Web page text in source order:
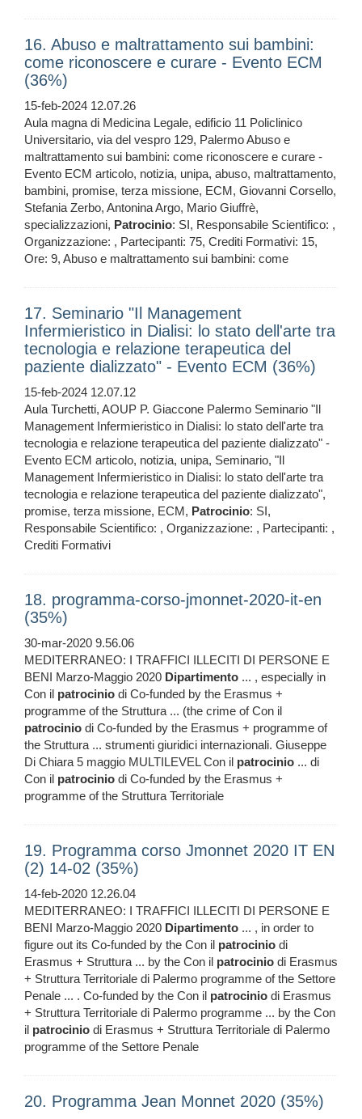
16. Abuso e maltrattamento sui bambini:
come riconoscere e curare - Evento ECM
(36%)
15-feb-2024 12.07.26
Aula magna di Medicina Legale, edificio 11 Policlinico
Universitario, via del vespro 129, Palermo Abuso e
maltrattamento sui bambini: come riconoscere e curare -
Evento ECM articolo, notizia, unipa, abuso, maltrattamento,
bambini, promise, terza missione, ECM, Giovanni Corsello,
Stefania Zerbo, Antonina Argo, Mario Giuffrè,
specializzazioni, Patrocinio: SI, Responsabile Scientifico: ,
Organizzazione: , Partecipanti: 75, Crediti Formativi: 15,
Ore: 9, Abuso e maltrattamento sui bambini: come
17. Seminario "Il Management
Infermieristico in Dialisi: lo stato dell'arte tra
tecnologia e relazione terapeutica del
paziente dializzato" - Evento ECM (36%)
15-feb-2024 12.07.12
Aula Turchetti, AOUP P. Giaccone Palermo Seminario "Il
Management Infermieristico in Dialisi: lo stato dell'arte tra
tecnologia e relazione terapeutica del paziente dializzato" -
Evento ECM articolo, notizia, unipa, Seminario, "Il
Management Infermieristico in Dialisi: lo stato dell'arte tra
tecnologia e relazione terapeutica del paziente dializzato",
promise, terza missione, ECM, Patrocinio: SI,
Responsabile Scientifico: , Organizzazione: , Partecipanti: ,
Crediti Formativi
18. programma-corso-jmonnet-2020-it-en
(35%)
30-mar-2020 9.56.06
MEDITERRANEO: I TRAFFICI ILLECITI DI PERSONE E
BENI Marzo-Maggio 2020 Dipartimento ... , especially in
Con il patrocinio di Co-funded by the Erasmus +
programme of the Struttura ... (the crime of Con il
patrocinio di Co-funded by the Erasmus + programme of
the Struttura ... strumenti giuridici internazionali. Giuseppe
Di Chiara 5 maggio MULTILEVEL Con il patrocinio ... di
Con il patrocinio di Co-funded by the Erasmus +
programme of the Struttura Territoriale
19. Programma corso Jmonnet 2020 IT EN
(2) 14-02 (35%)
14-feb-2020 12.26.04
MEDITERRANEO: I TRAFFICI ILLECITI DI PERSONE E
BENI Marzo-Maggio 2020 Dipartimento ... , in order to
figure out its Co-funded by the Con il patrocinio di
Erasmus + Struttura ... by the Con il patrocinio di Erasmus
+ Struttura Territoriale di Palermo programme of the Settore
Penale ... . Co-funded by the Con il patrocinio di Erasmus
+ Struttura Territoriale di Palermo programme ... by the Con
il patrocinio di Erasmus + Struttura Territoriale di Palermo
programme of the Settore Penale
20. Programma Jean Monnet 2020 (35%)